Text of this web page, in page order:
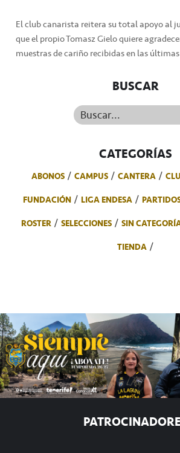
El club canarista reitera su total apoyo al
que el propio Tomasz Gielo quiere
muestras de cariño recibidas en las
BUSCAR
Buscar...
CATEGORÍAS
ABONOS CAMPUS CANTERA
FUNDACIÓN
LIGA ENDESA
ROSTER
SELECCIONES SIN
TIENDA